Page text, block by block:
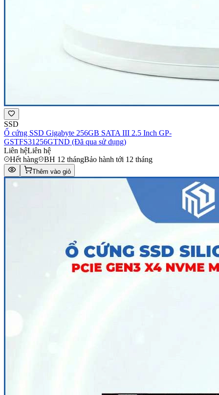
SSD
Ổ cứng SSD Gigabyte 256GB SATA III 2.5 Inch GP-
GSTFS31256GTND (Đã qua sử dụng)
Liên hệLiên hệ
Hết hàng
BH 12 thángBảo hành tới 12 tháng
Thêm vào giỏ